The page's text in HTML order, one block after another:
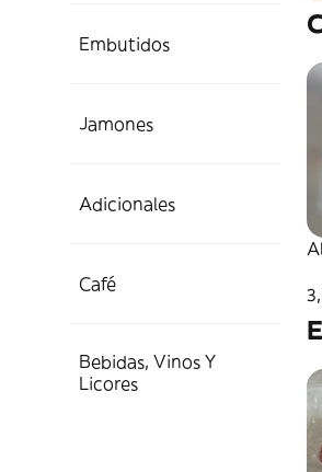
Embutidos
Jamones
Adicionales
Café
Bebidas, Vinos Y
Licores